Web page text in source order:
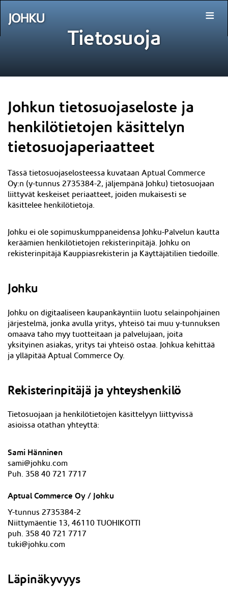
≡
Tietosuoja
Johkun tietosuojaseloste ja
henkilötietojen käsittelyn
tietosuojaperiaatteet
Tässä tietosuojaselosteessa kuvataan Aptual Commerce
Oy:n (y-tunnus 2735384-2, jäljempänä Johku) tietosuojaan
liittyvät keskeiset periaatteet, joiden mukaisesti se
käsittelee henkilötietoja.
Johku ei ole sopimuskumppaneidensa Johku-Palvelun kautta
keräämien henkilötietojen rekisterinpitäjä. Johku on
rekisterinpitäjä Kauppiasrekisterin ja Käyttäjätilien tiedoille.
Johku
Johku on digitaaliseen kaupankäyntiin luotu selainpohjainen
järjestelmä, jonka avulla yritys, yhteisö tai muu y-tunnuksen
omaava taho myy tuotteitaan ja palvelujaan, joita
yksityinen asiakas, yritys tai yhteisö ostaa. Johkua kehittää
ja ylläpitää Aptual Commerce Oy.
Rekisterinpitäjä ja yhteyshenkilö
Tietosuojaan ja henkilötietojen käsittelyyn liittyvissä
asioissa otathan yhteyttä:
Sami Hänninen
sami@johku.com
Puh. 358 40 721 7717
Aptual Commerce Oy / Johku
Y-tunnus 2735384-2
Niittymäentie 13, 46110 TUOHIKOTTI
puh. 358 40 721 7717
tuki@johku.com
Läpinäkyvyys